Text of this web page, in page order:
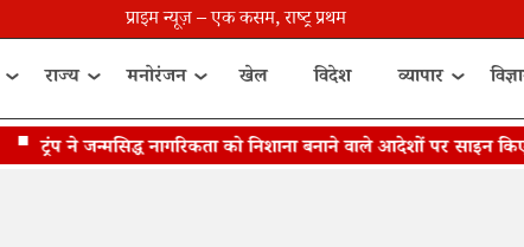
प्राइम न्यूज़ – एक कसम, राष्ट्र प्रथम
राज्य मनोरंजन खेल विदेश व्यापार
ट्रंप ने जन्मसिद्ध नागरिकता को निशाना बनाने वाले आदेशों पर साइन किए